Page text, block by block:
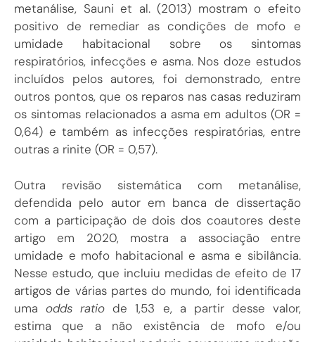
metanálise, Sauni et al. (2013) mostram o efeito
positivo de remediar as condições de mofo e
umidade habitacional sobre os sintomas
respiratórios, infecções e asma. Nos doze estudos
incluídos pelos autores, foi demonstrado, entre
outros pontos, que os reparos nas casas reduziram
os sintomas relacionados a asma em adultos (OR =
0,64) e também as infecções respiratórias, entre
outras a rinite (OR = 0,57).
Outra revisão sistemática com metanálise,
defendida pelo autor em banca de dissertação
com a participação de dois dos coautores deste
artigo em 2020, mostra a associação entre
umidade e mofo habitacional e asma e sibilância.
Nesse estudo, que incluiu medidas de efeito de 17
artigos de várias partes do mundo, foi identificada
umaodds ratio de 1,53 e, a partir desse valor,
estima que a não existência de mofo e/ou